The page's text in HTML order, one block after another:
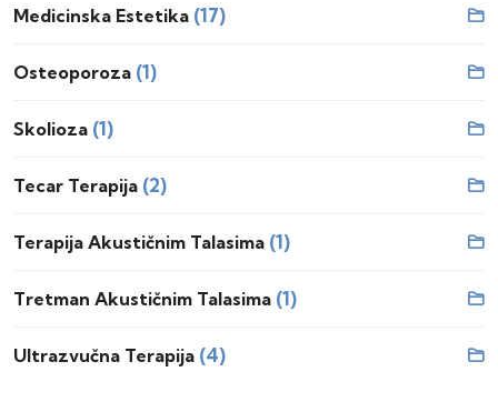
Medicinska Estetika (17)
Osteoporoza (1)
Skolioza (1)
Tecar Terapija (2)
Terapija Akustičnim Talasima (1)
Tretman Akustičnim Talasima (1)
Ultrazvučna Terapija (4)